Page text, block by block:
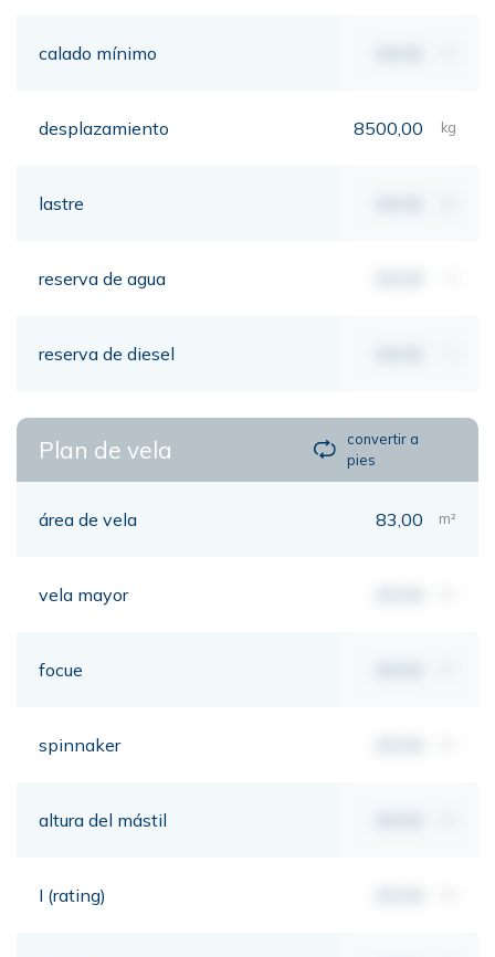
calado mínimo
desplazamiento 8500,00 kg
lastre
reserva de agua
reserva de diesel
Plan de vela
convertir a
pies
área de vela 83,00 m²
vela mayor
focue
spinnaker
altura del mástil
I (rating)